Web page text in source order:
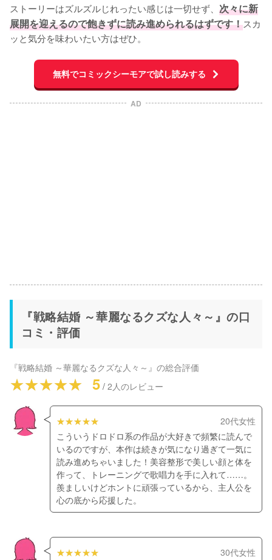
ストーリーはズルズルじれったい感じは一切せず、 次々に新
展開を迎えるので飽きずに読み進められるはずです！スカ
ッと気分を味わいたい方はぜひ。
無料でコミックシーモアで試し読みする
AD
『戦略結婚 ～華麗なるクズな人々～』の口
コミ・評価
『戦略結婚 ～華麗なるクズな人々～』 の総合評価
5 / 2 人のレビュー
20代女性
こういうドロドロ系の作品が大好きで頻繁に読んで
いるのですが、本作は続きが気になり過ぎて一気に
読み進めちゃいました！美容整形で美しい顔と体を
作って、トレーニングで歌唱力を手に入れて……。
羨ましいけどホントに頑張っているから、主人公を
心の底から応援した。
30代女性